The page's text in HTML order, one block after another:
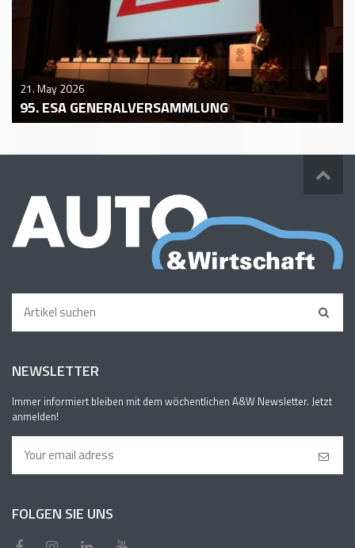
21. May 2026
95. ESA GENERALVERSAMMLUNG
NEWSLETTER
Immer informiert bleiben mit dem wöchentlichen A&W Newsletter. Jetzt
anmelden!
FOLGEN SIE UNS